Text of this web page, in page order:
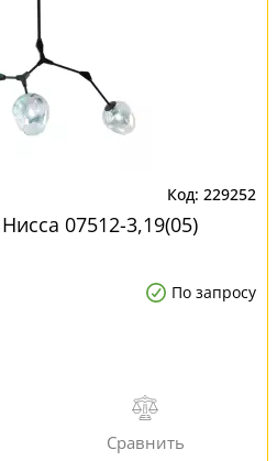
229252
07512-3,19(05)
По запросу